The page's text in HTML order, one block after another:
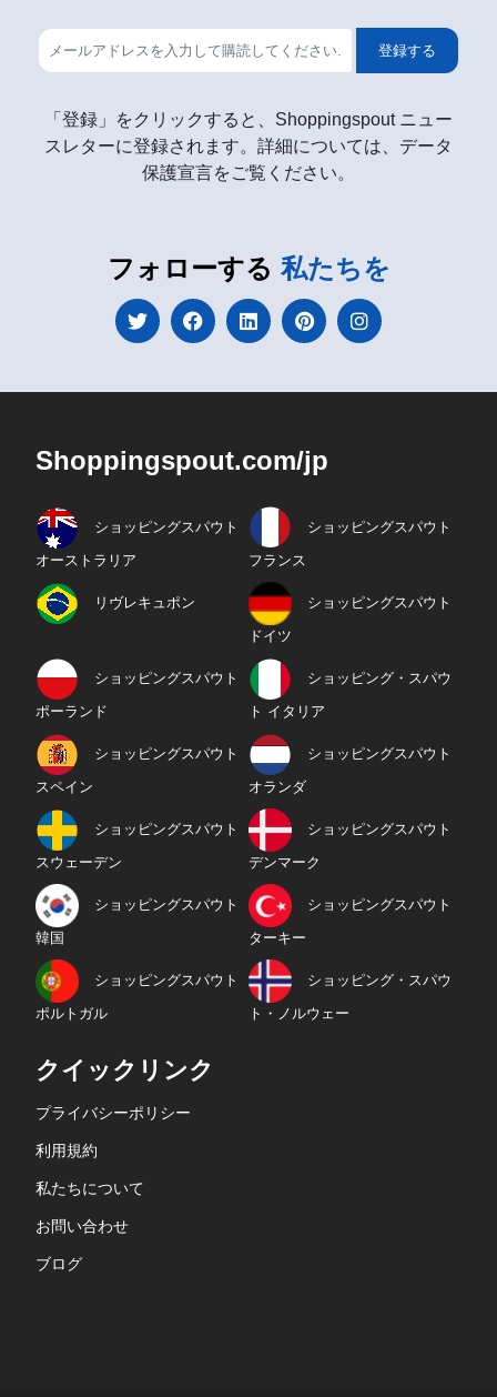
登録する
「登録」をクリックすると、Shoppingspout ニュー
スレターに登録されます。詳細については、データ
保護宣言をご覧ください。
フォローする 私たちを
Shoppingspout.com/jp
ショッピングスパウト
オーストラリア
ショッピングスパウト
フランス
リヴレキュポン ショッピングスパウト
ドイツ
ショッピングスパウト
ポーランド
ショッピング・スパウ
ト イタリア
ショッピングスパウト
スペイン
ショッピングスパウト
オランダ
ショッピングスパウト
スウェーデン
ショッピングスパウト
デンマーク
ショッピングスパウト
韓国
ショッピングスパウト
ターキー
ショッピングスパウト
ポルトガル
ショッピング・スパウ
ト・ノルウェー
クイックリンク
プライバシーポリシー
利用規約
私たちについて
お問い合わせ
ブログ